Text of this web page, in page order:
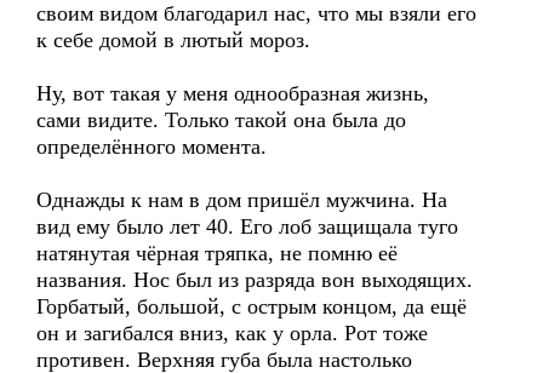
своим видом благодарил нас, что мы взяли его
к себе домой в лютый мороз.
Ну, вот такая у меня однообразная жизнь,
сами видите. Только такой она была до
определённого момента.
Однажды к нам в дом пришёл мужчина. На
вид ему было лет 40. Его лоб защищала туго
натянутая чёрная тряпка, не помню её
названия. Нос был из разряда вон выходящих.
Горбатый, большой, с острым концом, да ещё
он и загибался вниз, как у орла. Рот тоже
противен. Верхняя губа была настолько